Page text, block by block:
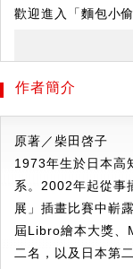
歡迎進入「麵包小
在麵包小偷的故事
可以自己動手做，
讓孩子愛不釋手的
把人氣角色從繪本
作伴！
一起體驗快樂的手
★人見人愛，不織
46款親子手作創意
作者簡介
原著／柴田啓子
1973年生於日本高
系。2002年起從事
展」插畫比賽中嶄
屆Libro繪本大獎、
二名，以及日本第